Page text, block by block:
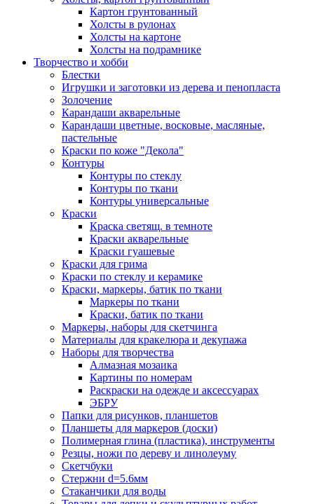
Картон грунтованный
Холсты в рулонах
Холсты на картоне
Холсты на подрамнике
Творчество и хобби
Блестки
Игрушки и заготовки из дерева и пенопласта
Золочение
Карандаши акварельные
Карандаши цветные, восковые, масляные,
пастельные
Краски по коже "Декола"
Контуры
Контуры по стеклу
Контуры по ткани
Контуры универсальные
Краски
Краска светящ. в темноте
Краски акварельные
Краски гуашевые
Краски для грима
Краски по стеклу и керамике
Краски, маркеры, батик по ткани
Маркеры по ткани
Краски, батик по ткани
Маркеры, наборы для скетчинга
Материалы для кракелюра и декупажа
Наборы для творчества
Алмазная мозаика
Картины по номерам
Раскраски на одежде и аксессуарах
ЭБРУ
Папки для рисунков, планшетов
Планшеты для маркеров (доски)
Полимерная глина (пластика), инструменты
Резцы, ножи по дереву и линолеуму
Скетчбуки
Стержни d=5.6мм
Стаканчики для воды